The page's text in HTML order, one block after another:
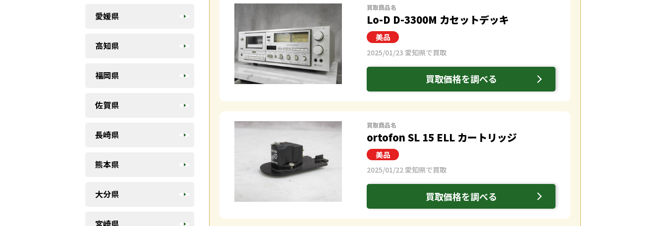
買取商品名
Lo-D D-3300M カセットデッキ
2025/01/23 愛知県で買取
買取価格を調べる
買取商品名
ortofon SL 15 ELL カートリッジ
2025/01/22 愛知県で買取
買取価格を調べる
愛媛県
高知県
福岡県
佐賀県
長崎県
熊本県
大分県
宮崎県